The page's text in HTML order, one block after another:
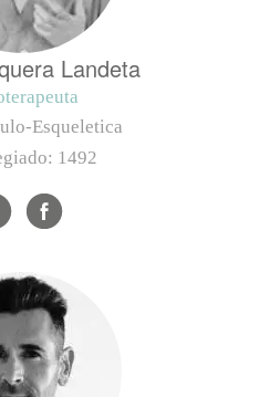
Landeta
Esqueletica
1492